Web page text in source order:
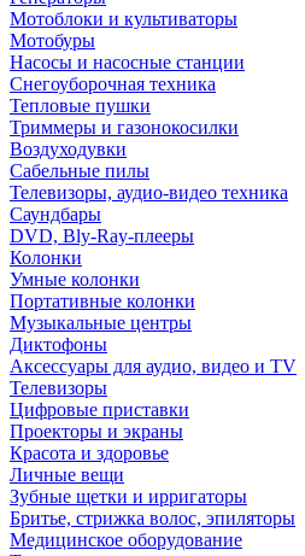
Мотоблоки и культиваторы
Мотобуры
Насосы и насосные станции
Снегоуборочная техника
Тепловые пушки
Триммеры и газонокосилки
Воздуходувки
Сабельные пилы
Телевизоры, аудио-видео техника
Саундбары
DVD, Bly-Ray-плееры
Колонки
Умные колонки
Портативные колонки
Музыкальные центры
Диктофоны
Аксессуары для аудио, видео и TV
Телевизоры
Цифровые приставки
Проекторы и экраны
Красота и здоровье
Личные вещи
Зубные щетки и ирригаторы
Бритье, стрижка волос, эпиляторы
Медицинское оборудование